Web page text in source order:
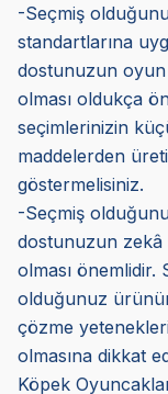
-Seçmiş
standartlarına
dostunuzun oyun
olması oldukça
seçimlerinizin
maddelerden
göstermelisiniz.
-Seçmiş
dostunuzun zekâ
olması önemlidir.
olduğunuz
çözme
olmasına dikkat
Köpek